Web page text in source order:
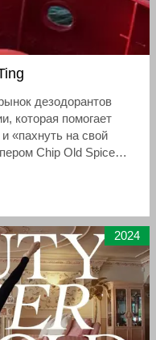
дезодорантов
которая помогает
«пахнуть на свой
Chip Old Spice
2024